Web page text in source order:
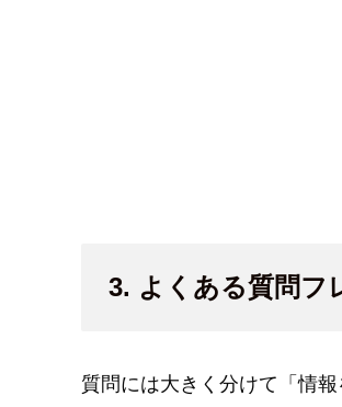
3. よくある質問フ
質問には大きく分けて「情